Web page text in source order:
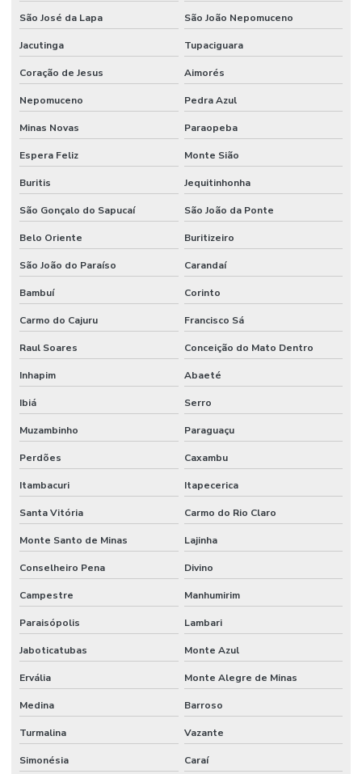
Piso De Concreto Com Lapidação
Piso De Concreto Lapidado
Piso De Concreto Lapidado Durável
Piso De Epóxi
Piso De Epóxi Durável Para Indústrias
Piso Epóxi Autonivelante São Paulo
Piso Epóxi Em Curitiba
Piso Epóxi Industrial
Piso Epóxi Multicamada
Piso Epóxi Multicamadas Resistente A Químicos
Piso Epóxi Para Fábricas Em São Paulo
Piso Epóxi Resistente A Impactos
Piso Industrial Autonivelante Epóxi
Piso Industrial Epóxi Para Empresas
Piso Industrial Epóxi Paraná
Piso Nivelante Para Indústria
Piso Uretano Alto Desempenho Paraná
Piso Uretano Autonivelante
Realização De Pintura Poliuretano Paraná
Reforço De Juntas Em Concreto
Reforço De Juntas Em Minas Gerais
Reforço De Piso Em Estacionamentos
Reparo De Juntas De Dilatação
São José da Lapa São João Nepomuceno
Jacutinga Tupaciguara
Coração de Jesus Aimorés
Nepomuceno Pedra Azul
Minas Novas Paraopeba
Espera Feliz Monte Sião
Buritis Jequitinhonha
São Gonçalo do Sapucaí São João da Ponte
Belo Oriente Buritizeiro
São João do Paraíso Carandaí
Bambuí Corinto
Carmo do Cajuru Francisco Sá
Raul Soares Conceição do Mato Dentro
Inhapim Abaeté
Ibiá Serro
Muzambinho Paraguaçu
Perdões Caxambu
Itambacuri Itapecerica
Santa Vitória Carmo do Rio Claro
Monte Santo de Minas Lajinha
Conselheiro Pena Divino
Campestre Manhumirim
Paraisópolis Lambari
Jaboticatubas Monte Azul
Ervália Monte Alegre de Minas
Medina Barroso
Turmalina Vazante
Simonésia Caraí